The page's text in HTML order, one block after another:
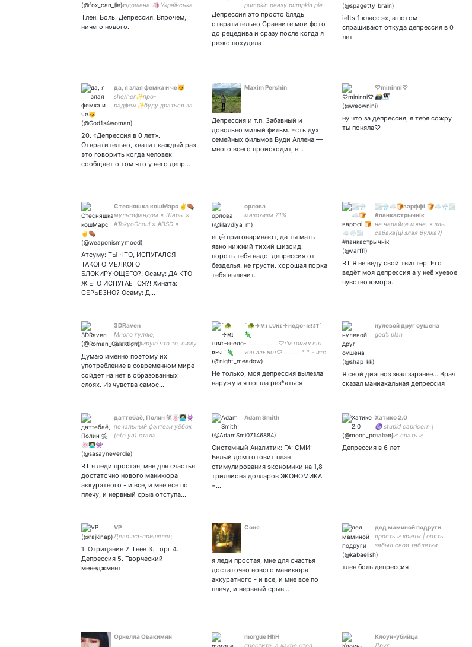
упиздошена 🦄 Українська
🇺🇦 Русский🇷🇺 sometimes
English🇬🇧 Білінгвіст ❤️
бісексуал 🧡 поліамор 💛
Тлен. Боль. Депрессия. Впрочем,
ничего нового.
pumpkin peasy pumpkin pie
motherfucker
Депрессия это просто блядь
отвратительно Сравните мои фото
до рецедива и сразу после когда я
резко похудела
ielts 1 класс эх, а потом
спрашивают откуда депрессия в 0
лет
да, я злая фемка и че😼
she/her✨про-
радфем✨буду драться за
планете✨стэню милану
мартини✨стэньте
20. «Депрессия в 0 лет».
Отвратительно, хватит каждый раз
это говорить когда человек
сообщает о том что у него депр…
Maxim Pershin
Депрессия и т.п. Забавный и
довольно милый фильм. Есть дух
семейных фильмов Вуди Аллена —
много всего происходит, н…
♡mininni♡
📸🎹
ну что за депрессия, я тебя сожру
ты поняла♡
Стесняшка кошМарс ✌⚰
мультифандом × Шары ×
#TokyoGhoul × #BSD ×
сугаваросексуальная
ВЕСЬ НЕГАТИВ ПРОЧЬ
Атсуму: ТЫ ЧТО, ИСПУГАЛСЯ
ТАКОГО МЕЛКОГО
БЛОКИРУЮЩЕГО?! Осаму: ДА КТО
Ж ЕГО ИСПУГАЕТСЯ?! Хината:
СЕРЬЕЗНО? Осаму: Д…
орлова
мазохизм 71%
ещё приговаривают, да ты мать
явно нижний тихий шизоид.
пороть тебя надо. депрессия от
безделья. не грусти. хорошая порка
тебя вылечит.
🌫️🌧️☁️🍞варффi.🍞☁️🌧️🌫️
#панкастрычнiк
не чапайце мяне, я злы
сабака(цi злая булка?)
RT Я не веду свой твиттер! Его
ведёт моя депрессия а у неё хуевое
чувство юмора.
3DRaven
Много гуляю,
фотографирую что то, сижу
вагон вокруг. Хотя были и
С, С++, groovy, matlab,
wolfram...да много.
Думаю именно поэтому их
употребление в современном мире
сойдет на нет в образованных
слоях. Из чувства самос…
`🐢→ᴍɪ ʟᴜɴɪ→недо-ʀᴇꜱᴛ`
🦎
...................♡ɪ'ᴍ ʟᴏɴᴇʟʏ ʙᴜᴛ
ʏᴏᴜ ᴀʀᴇ ɴᴏᴛ♡.......... ° ° - итс
май солнышко
Не только, моя депрессия вылезла
наружу и я пошла рез*аться
нулевой друг оушена
god’s plan
Я свой диагноз знал заранее... Врач
сказал маниакальная депрессия
даттебаё, Полин 笑🍥👩🏻‍💻👾
печальный фэнтези уёбок
(eto ya) стала
лет. «おれは お前をずっと 愛
RT я леди простая, мне для счастья
достаточно нового маникюра
аккуратного - и все, и мне все по
плечу, и нервный срыв отступа…
Adam Smith
Системный Аналитик: ГА: СМИ:
Белый дом готовит план
стимулирования экономики на 1,8
триллиона долларов ЭКОНОМИКА
=…
Хатико 2.0
♑️ stupid capricorn |
навыки: спать и
ненавидеть себя | Monbebe
Депрессия в 6 лет
VP
Девочка-пришелец
1. Отрицание 2. Гнев 3. Торг 4.
Депрессия 5. Творческий
менеджмент
Соня
я леди простая, мне для счастья
достаточно нового маникюра
аккуратного - и все, и мне все по
плечу, и нервный срыв…
дед маминой подруги
ярость и кринж | опять
забыл свои таблетки
принять и про царское
блять в своём восстании
тлен боль депрессия
Орнелла Овакимян
morgue HhH
простите, а какое стоп
Клоун-убийца
Друг